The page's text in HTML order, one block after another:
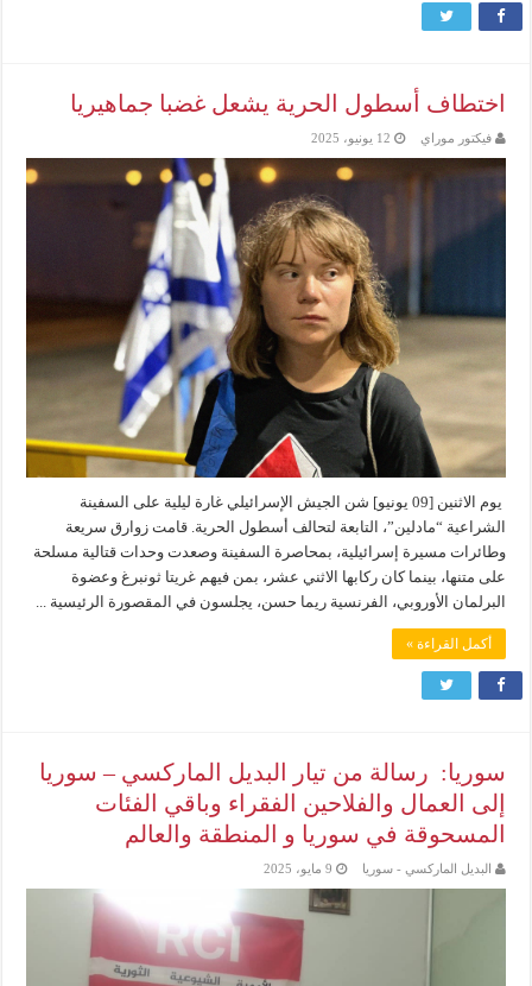
اختطاف أسطول الحرية يشعل غضبا جماهيريا
فيكتور موراي 12 يونيو، 2025
يوم الاثنين [09 يونيو] شن الجيش الإسرائيلي غارة ليلية على السفينة
الشراعية “مادلين”، التابعة لتحالف أسطول الحرية. قامت زوارق سريعة
وطائرات مسيرة إسرائيلية، بمحاصرة السفينة وصعدت وحدات قتالية مسلحة
على متنها، بينما كان ركابها الاثني عشر، بمن فيهم غريتا ثونبرغ وعضوة
البرلمان الأوروبي، الفرنسية ريما حسن، يجلسون في المقصورة الرئيسية ...
أكمل القراءة »
سوريا: رسالة من تيار البديل الماركسي – سوريا
إلى العمال والفلاحين الفقراء وباقي الفئات
المسحوقة في سوريا و المنطقة والعالم
البديل الماركسي - سوريا 9 مايو، 2025